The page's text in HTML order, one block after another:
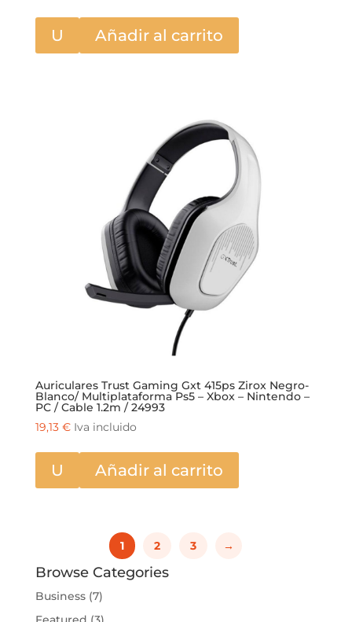
U Añadir al carrito
Auriculares Trust Gaming Gxt 415ps Zirox Negro-
Blanco/ Multiplataforma Ps5 – Xbox – Nintendo –
PC / Cable 1.2m / 24993
19,13 € Iva incluido
U Añadir al carrito
1 2 3 →
Browse Categories
Business(7)